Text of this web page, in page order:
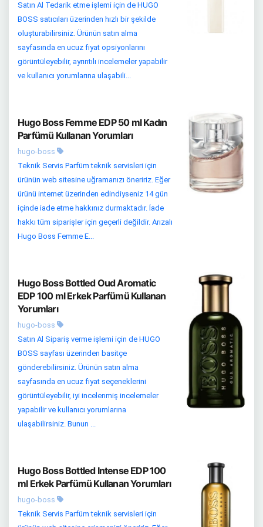
Satın Al Tedarik etme işlemi için de HUGO
BOSS satıcıları üzerinden hızlı bir şekilde
oluşturabilirsiniz. Ürünün satın alma
sayfasında en ucuz fiyat opsiyonlarını
görüntüleyebilir, ayrıntılı incelemeler yapabilir
ve kullanıcı yorumlarına ulaşabili...
Hugo Boss Femme EDP 50 ml Kadın
Parfümü Kullanan Yorumları
hugo-boss
Teknik Servis Parfüm teknik servisleri için
ürünün web sitesine uğramanızı öneririz. Eğer
ürünü internet üzerinden edindiyseniz 14 gün
içinde iade etme hakkınız durmaktadır. İade
hakkı tüm siparişler için geçerli değildir. Arızalı
Hugo Boss Femme E...
Hugo Boss Bottled Oud Aromatic
EDP 100 ml Erkek Parfümü Kullanan
Yorumları
hugo-boss
Satın Al Sipariş verme işlemi için de HUGO
BOSS sayfası üzerinden basitçe
gönderebilirsiniz. Ürünün satın alma
sayfasında en ucuz fiyat seçeneklerini
görüntüleyebilir, iyi incelenmiş incelemeler
yapabilir ve kullanıcı yorumlarına
ulaşabilirsiniz. Bunun ...
Hugo Boss Bottled Intense EDP 100
ml Erkek Parfümü Kullanan Yorumları
hugo-boss
Teknik Servis Parfüm teknik servisleri için